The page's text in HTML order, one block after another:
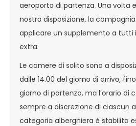
aeroporto di partenza. Una volta
nostra disposizione, la
applicare un supplemento a tutti
extra.
Le camere di solito sono a
dalle 14.00 del giorno di arrivo, fino
giorno di partenza, ma l’orario di
sempre a discrezione di ciascun
categoria alberghiera è stabilita